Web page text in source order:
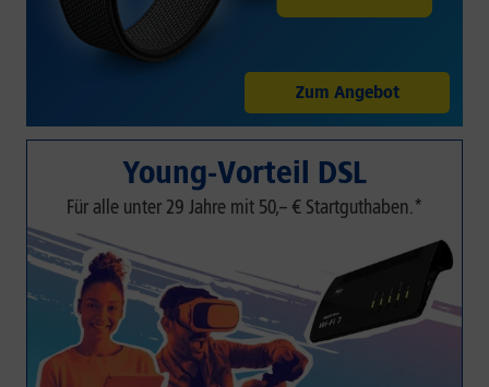
Zum Angebot
Young-Vorteil DSL
Für alle unter 29 Jahre mit 50,– € Startguthaben.*